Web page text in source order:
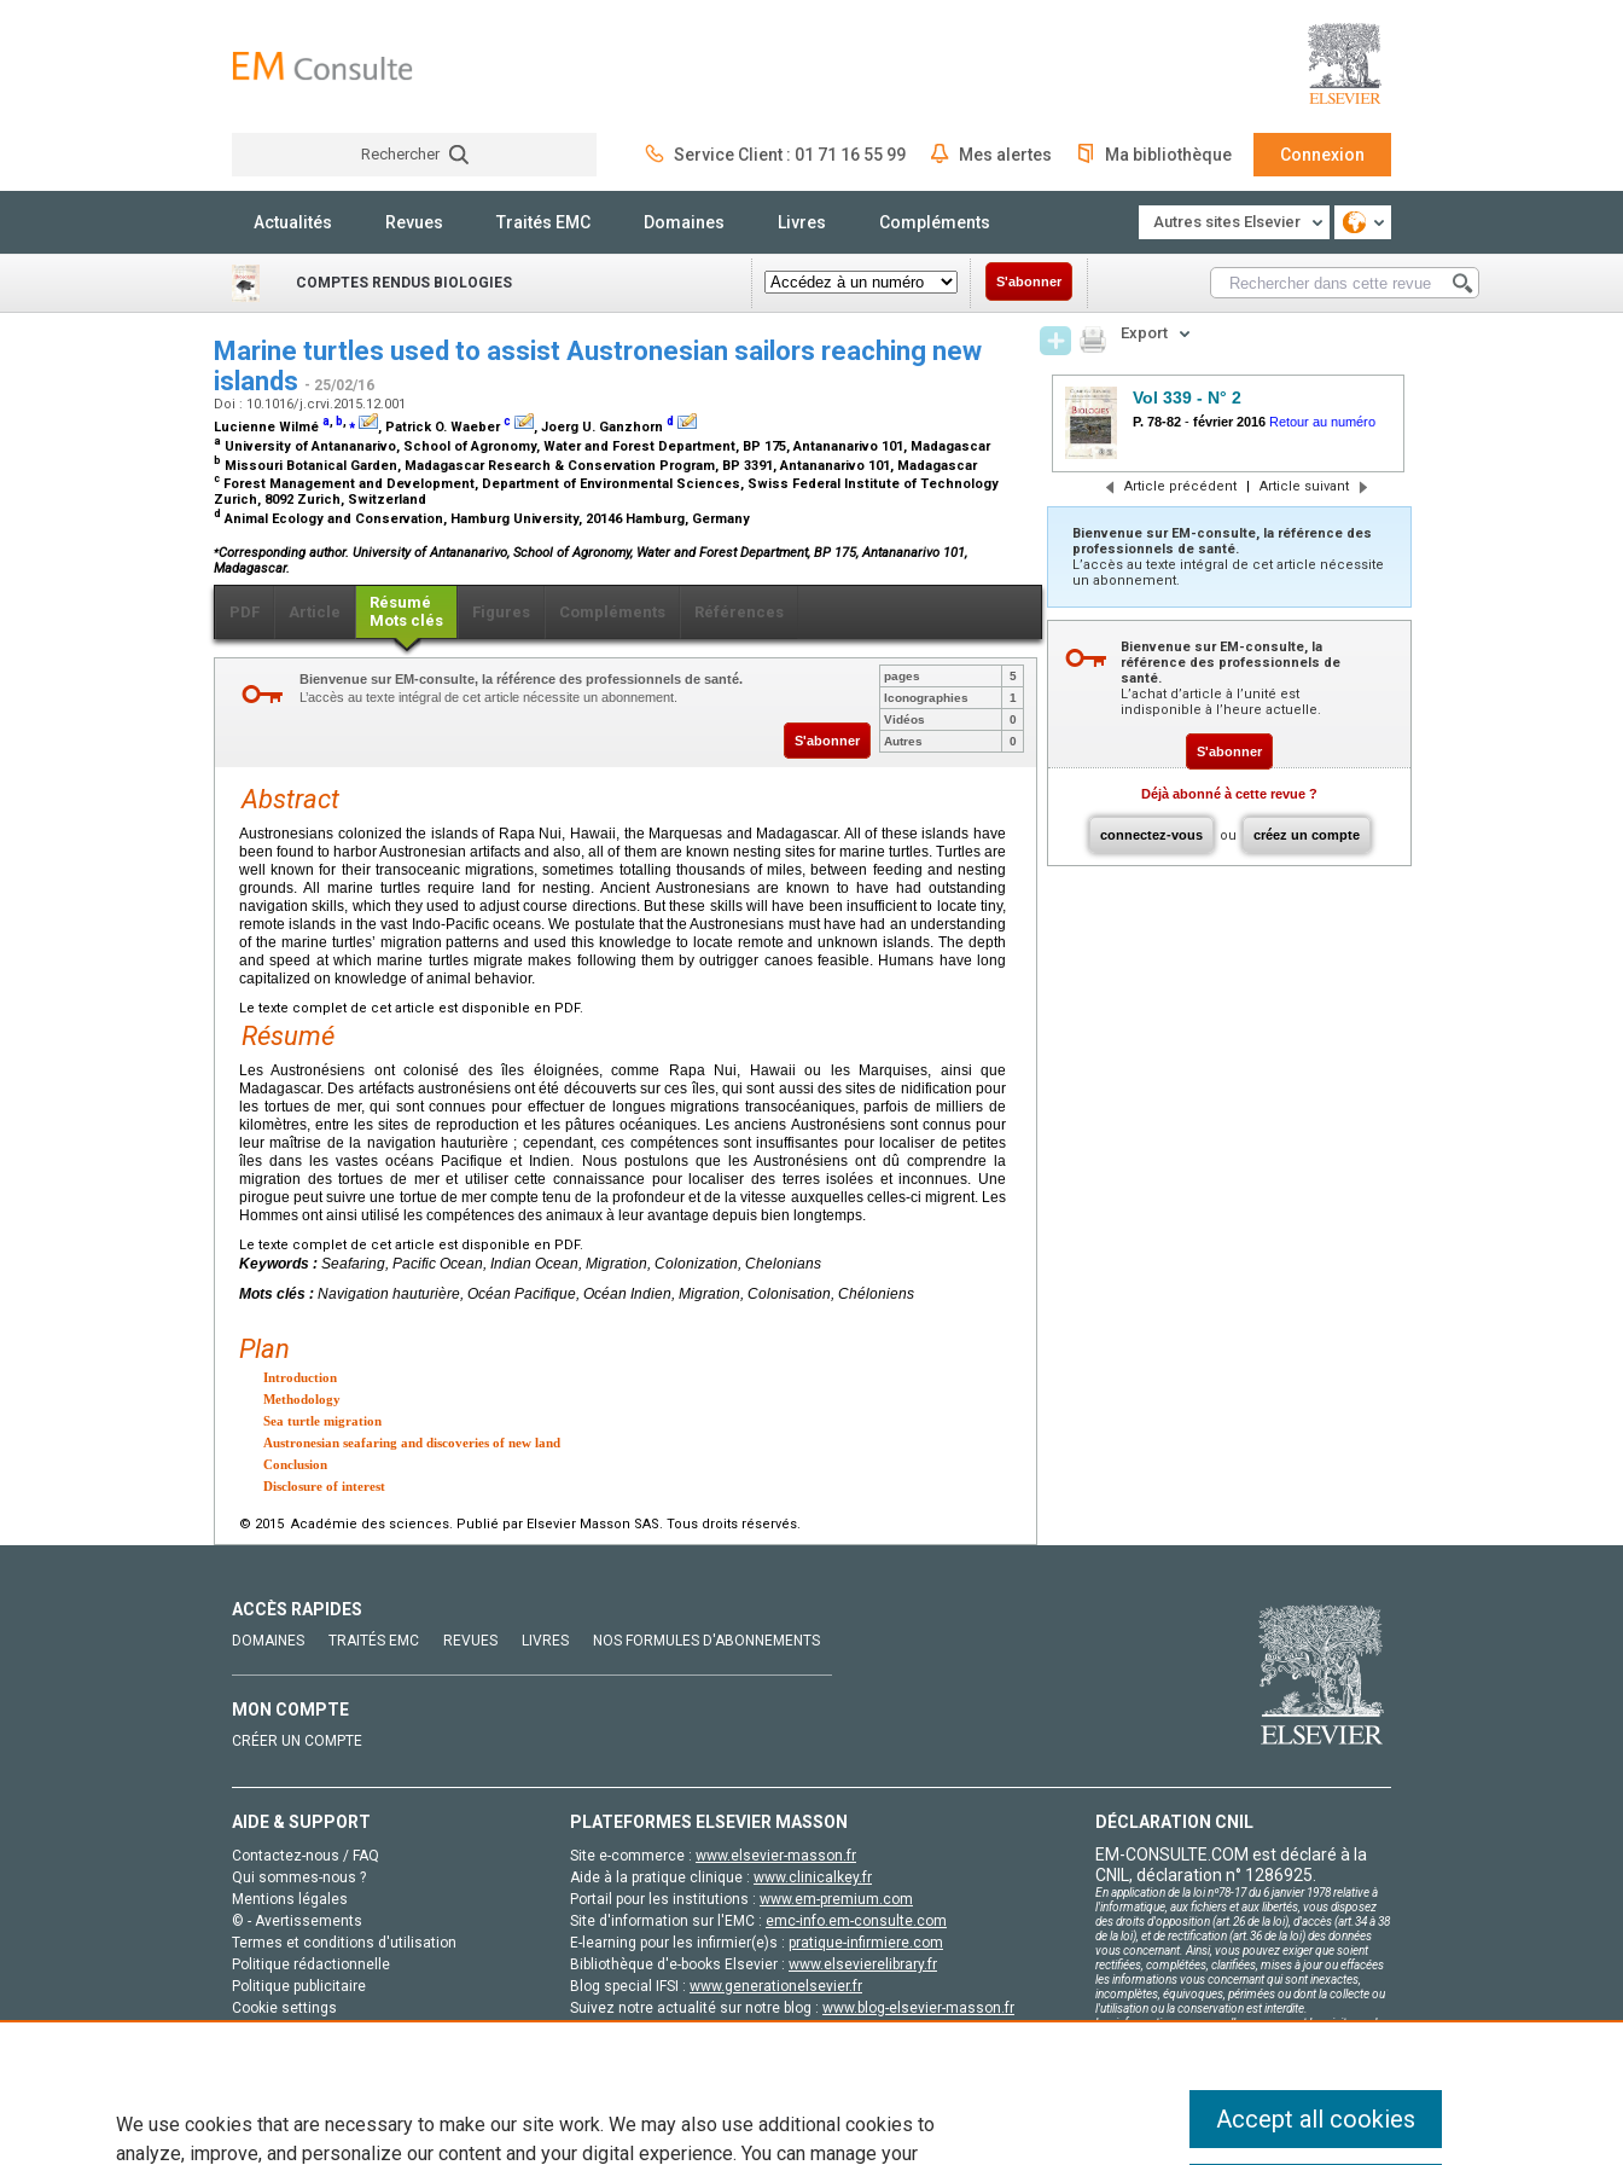
Rechercher Service Client : 01 71 16 55 99 Mes alertes Ma bibliothèque Connexion
Actualités Revues Traités EMC Domaines Livres Compléments Autres sites Elsevier
COMPTES RENDUS BIOLOGIES S'abonner
Marine turtles used to assist Austronesian sailors reaching new
islands - 25/02/16
Doi : 10.1016/j.crvi.2015.12.001
Lucienne Wilmé a, b,⁎ , Patrick O. Waeberc , Joerg U. Ganzhorn d
a University of Antananarivo, School of Agronomy, Water and Forest Department, BP 175, Antananarivo 101, Madagascar
b Missouri Botanical Garden, Madagascar Research & Conservation Program, BP 3391, Antananarivo 101, Madagascar
c Forest Management and Development, Department of Environmental Sciences, Swiss Federal Institute of Technology
Zurich, 8092 Zurich, Switzerland
d Animal Ecology and Conservation, Hamburg University, 20146 Hamburg, Germany
⁎Corresponding author. University of Antananarivo, School of Agronomy, Water and Forest Department, BP 175, Antananarivo 101,
Madagascar.
PDF Article
Résumé
Mots clés
Figures Compléments Références
Bienvenue sur EM-consulte, la référence des professionnels de santé.
L’accès au texte intégral de cet article nécessite un abonnement.
S'abonner
pages
5
Iconographies
1
Vidéos
0
Autres
0
Abstract
Austronesians colonized the islands of Rapa Nui, Hawaii, the Marquesas and Madagascar. All of these islands have
been found to harbor Austronesian artifacts and also, all of them are known nesting sites for marine turtles. Turtles are
well known for their transoceanic migrations, sometimes totalling thousands of miles, between feeding and nesting
grounds. All marine turtles require land for nesting. Ancient Austronesians are known to have had outstanding
navigation skills, which they used to adjust course directions. But these skills will have been insufficient to locate tiny,
remote islands in the vast Indo-Pacific oceans. We postulate that the Austronesians must have had an understanding
of the marine turtles’ migration patterns and used this knowledge to locate remote and unknown islands. The depth
and speed at which marine turtles migrate makes following them by outrigger canoes feasible. Humans have long
capitalized on knowledge of animal behavior.
Le texte complet de cet article est disponible en PDF.
Résumé
Les Austronésiens ont colonisé des îles éloignées, comme Rapa Nui, Hawaii ou les Marquises, ainsi que
Madagascar. Des artéfacts austronésiens ont été découverts sur ces îles, qui sont aussi des sites de nidification pour
les tortues de mer, qui sont connues pour effectuer de longues migrations transocéaniques, parfois de milliers de
kilomètres, entre les sites de reproduction et les pâtures océaniques. Les anciens Austronésiens sont connus pour
leur maîtrise de la navigation hauturière ; cependant, ces compétences sont insuffisantes pour localiser de petites
îles dans les vastes océans Pacifique et Indien. Nous postulons que les Austronésiens ont dû comprendre la
migration des tortues de mer et utiliser cette connaissance pour localiser des terres isolées et inconnues. Une
pirogue peut suivre une tortue de mer compte tenu de la profondeur et de la vitesse auxquelles celles-ci migrent. Les
Hommes ont ainsi utilisé les compétences des animaux à leur avantage depuis bien longtemps.
Le texte complet de cet article est disponible en PDF.
Keywords : Seafaring, Pacific Ocean, Indian Ocean, Migration, Colonization, Chelonians
Mots clés : Navigation hauturière, Océan Pacifique, Océan Indien, Migration, Colonisation, Chéloniens
Plan
Introduction
Methodology
Sea turtle migration
Austronesian seafaring and discoveries of new land
Conclusion
Disclosure of interest
© 2015 Académie des sciences. Publié par Elsevier Masson SAS. Tous droits réservés.
Export
Vol 339 - N° 2
P. 78-82 - février 2016 Retour au numéro
Article précédent | Article suivant
Bienvenue sur EM-consulte, la référence des
professionnels de santé.
L’accès au texte intégral de cet article nécessite
un abonnement.
Bienvenue sur EM-consulte, la
référence des professionnels de
santé.
L’achat d’article à l’unité est
indisponible à l’heure actuelle.
S'abonner
Déjà abonné à cette revue ?
connectez-vous ou créez un compte
ACCÈS RAPIDES
DOMAINES TRAITÉS EMC REVUES LIVRES NOS FORMULES D'ABONNEMENTS
MON COMPTE
CRÉER UN COMPTE
AIDE & SUPPORT
Contactez-nous / FAQ
Qui sommes-nous ?
Mentions légales
© - Avertissements
Termes et conditions d'utilisation
Politique rédactionnelle
Politique publicitaire
Cookie settings
PLATEFORMES ELSEVIER MASSON
Site e-commerce : www.elsevier-masson.fr
Aide à la pratique clinique : www.clinicalkey.fr
Portail pour les institutions : www.em-premium.com
Site d'information sur l'EMC : emc-info.em-consulte.com
E-learning pour les infirmier(e)s : pratique-infirmiere.com
Bibliothèque d'e-books Elsevier : www.elsevierelibrary.fr
Blog special IFSI : www.generationelsevier.fr
Suivez notre actualité sur notre blog : www.blog-elsevier-masson.fr
DÉCLARATION CNIL
EM-CONSULTE.COM est déclaré à la
CNIL, déclaration n° 1286925.
En application de la loi nº78-17 du 6 janvier 1978 relative à
l'informatique, aux fichiers et aux libertés, vous disposez
des droits d'opposition (art.26 de la loi), d'accès (art.34 à 38
de la loi), et de rectification (art.36 de la loi) des données
vous concernant. Ainsi, vous pouvez exiger que soient
rectifiées, complétées, clarifiées, mises à jour ou effacées
les informations vous concernant qui sont inexactes,
incomplètes, équivoques, périmées ou dont la collecte ou
l'utilisation ou la conservation est interdite.
Les informations personnelles concernant les visiteurs de
We use cookies that are necessary to make our site work. We may also use additional cookies to
analyze, improve, and personalize our content and your digital experience. You can manage your
Accept all cookies